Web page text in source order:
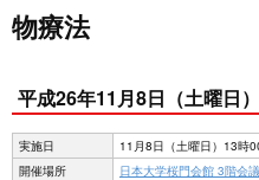
物療法
平成26年11月8日（土曜日）
実施日
11月8日（土曜日）13時
開催場所
日本大学桜門会館 3階会